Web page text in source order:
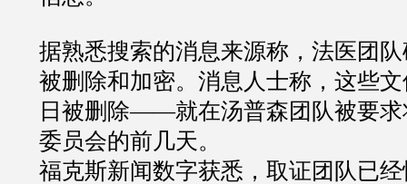
据熟悉搜索的消息来源称，法医团
被删除和加密。消息人士称，这些
日被删除——就在汤普森团队被要求
委员会的前几天。
福克斯新闻数字获悉，取证团队已